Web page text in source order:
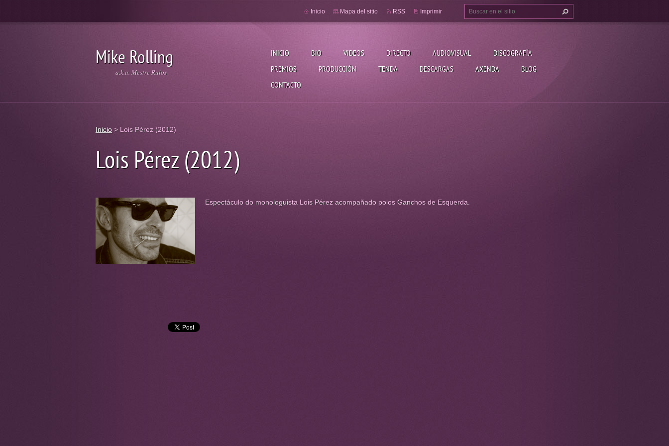
Mike Rolling
a.k.a. Mestre Rulos
INICIO BIO VIDEOS DIRECTO AUDIOVISUAL
DISCOGRAFÍA
PREMIOS
PRODUCCIÓN TENDA DESCARGAS AXENDA
BLOG
CONTACTO
Inicio Mapa del sitio RSS Imprimir
Inicio > Lois Pérez (2012)
Lois Pérez (2012)
Espectáculo do monologuista Lois Pérez acompañado polos Ganchos de Esquerda.